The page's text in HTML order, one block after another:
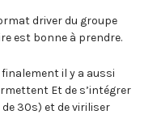
driver du groupe
est bonne à prendre.
finalement il y a aussi
Et de s’intégrer
30s) et de viriliser